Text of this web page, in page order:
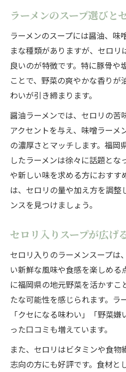
ラーメンのスープ選びと
ラーメンのスープには醤油、味
まな種類がありますが、セロリ
良いのが特徴です。特に豚骨や
ことで、野菜の爽やかな香りが
わいが引き締まります。
醤油ラーメンでは、セロリの苦
アクセントを与え、味噌ラーメ
の濃厚さとマッチします。福岡
したラーメンは徐々に話題とな
や新しい味を求める方におすす
は、セロリの量や加え方を調整
ンスを見つけましょう。
セロリ入りスープが広げ
セロリ入りのラーメンスープは
い新鮮な風味や食感を楽しめる
に福岡県の地元野菜を活かすこ
たな可能性を感じられます。ラ
「クセになる味わい」「野菜
った口コミも増えています。
また、セロリはビタミンや食
志向の方にも好評です。食材と